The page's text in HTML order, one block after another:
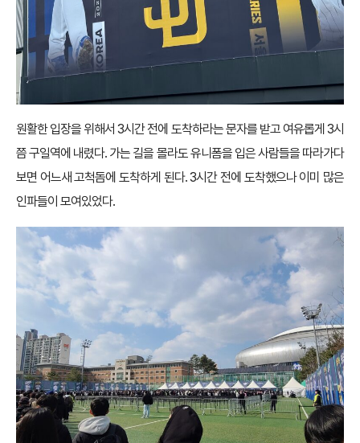
원활한 입장을 위해서 3시간 전에 도착하라는 문자를 받고 여유롭게 3시
쯤 구일역에 내렸다. 가는 길을 몰라도 유니폼을 입은 사람들을 따라가다
보면 어느새 고척돔에 도착하게 된다. 3시간 전에 도착했으나 이미 많은
인파들이 모여있었다.